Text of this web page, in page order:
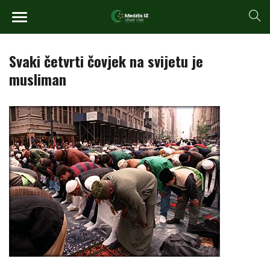
Svaki četvrti čovjek na svijetu je
musliman